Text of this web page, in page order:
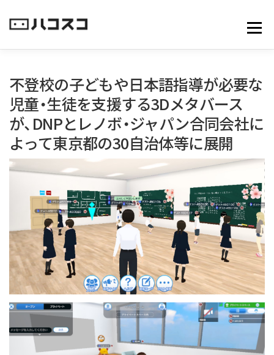
ン
メニュ
不登校の子どもや日本語指導が必要な
児童・生徒を支援する3Dメタバース
が、DNPとレノボ・ジャパン合同会社に
よって東京都の30自治体等に展開